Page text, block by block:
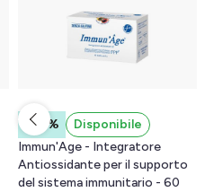
-64%
Disponibile
Bioderma Sensibio H2O Acqua
Micellare – Struccante viso e
occhi per pelli da normali a